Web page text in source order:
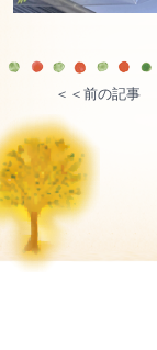
＜＜前の記事